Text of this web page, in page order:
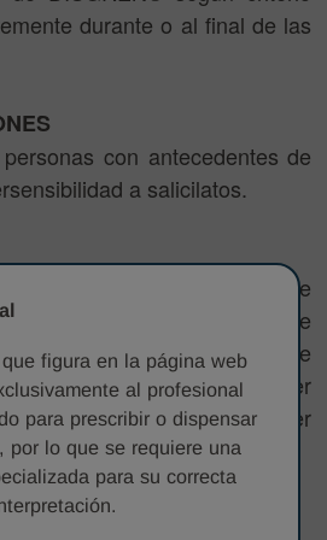
durante o al final de las
con antecedentes de
a salicilatos.
Si está embarazada o cree
a su médico antes de
El consumo de
el embarazo puede ser
o el feto y debe ser
figura en la página web
al profesional
para prescribir o dispensar
por lo que se requiere una
para su correcta